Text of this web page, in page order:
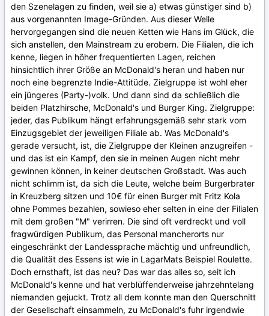
den Szenelagen zu finden, weil sie a) etwas günstiger sind b)
aus vorgenannten Image-Gründen. Aus dieser Welle
hervorgegangen sind die neuen Ketten wie Hans im Glück, die
sich anstellen, den Mainstream zu erobern. Die Filialen, die ich
kenne, liegen in höher frequentierten Lagen, reichen
hinsichtlich ihrer Größe an McDonald's heran und haben nur
noch eine begrenzte Indie-Attitüde. Zielgruppe ist wohl eher
ein jüngeres (Party-)volk. Und dann sind da schließlich die
beiden Platzhirsche, McDonald's und Burger King. Zielgruppe:
jeder, das Publikum hängt erfahrungsgemäß sehr stark vom
Einzugsgebiet der jeweiligen Filiale ab. Was McDonald's
gerade versucht, ist, die Zielgruppe der Kleinen anzugreifen -
und das ist ein Kampf, den sie in meinen Augen nicht mehr
gewinnen können, in keiner deutschen Großstadt. Was auch
nicht schlimm ist, da sich die Leute, welche beim Burgerbrater
in Kreuzberg sitzen und 10€ für einen Burger mit Fritz Kola
ohne Pommes bezahlen, sowieso eher selten in eine der Filialen
mit dem großen "M" verirren. Die sind oft verdreckt und voll
fragwürdigen Publikum, das Personal mancherorts nur
eingeschränkt der Landessprache mächtig und unfreundlich,
die Qualität des Essens ist wie in LagarMats Beispiel Roulette.
Doch ernsthaft, ist das neu? Das war das alles so, seit ich
McDonald's kenne und hat verblüffenderweise jahrzehntelang
niemanden gejuckt. Trotz all dem konnte man den Querschnitt
der Gesellschaft einsammeln, zu McDonald's fuhr irgendwie